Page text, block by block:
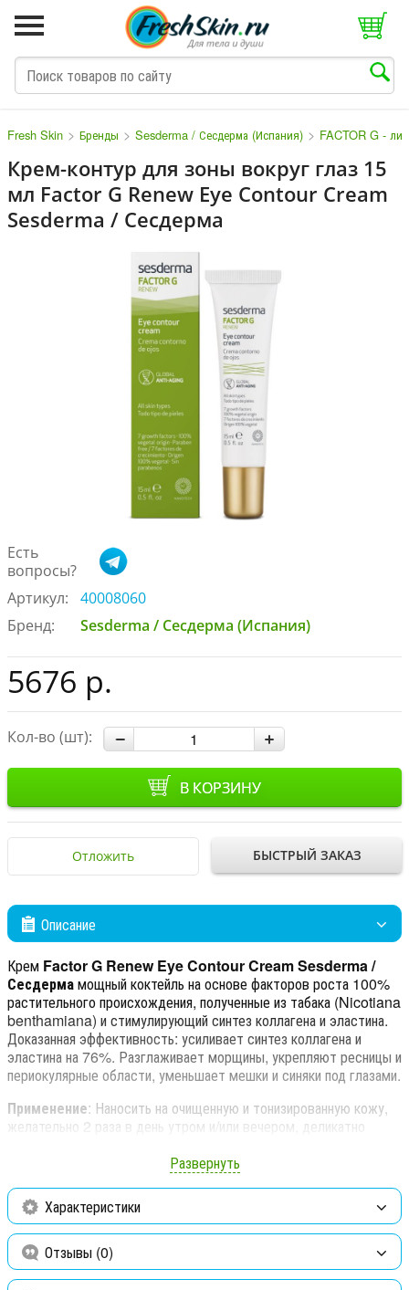
Fresh Skin > Бренды > Sesderma / Сесдерма (Испания) > FACTOR G -
Крем-контур для зоны вокруг глаз 15
мл Factor G Renew Eye Contour Cream
Sesderma / Сесдерма
Есть
вопросы?
Артикул:
40008060
Бренд:
Sesderma / Сесдерма (Испания)
5676 р.
Кол-во (шт):
В КОРЗИНУ
Отложить БЫСТРЫЙ ЗАКАЗ
Описание
Крем Factor G Renew Eye Contour Cream Sesderma /
Сесдермамощный коктейль на основе факторов роста 100%
растительного происхождения, полученные из табака (Nicotiana
benthamiana) и стимулирующий синтез коллагена и эластина.
Доказанная эффективность: усиливает синтез коллагена и
эластина на 76%. Разглаживает морщины, укрепляют ресницы и
периокулярные области, уменьшает мешки и синяки под глазами.
Применение: Наносить на очищенную и тонизированную кожу,
желательно 2 раза в день утром и/или вечером, деликатно
Факторы роста, биомиметические пептиды, стволовые
клетки яблони домашней (Malus domestica), центелла
азиатская, кверцетин, эрготионеин, птеростильбен и витамин E.
Развернуть
Характеристики
Отзывы (0)
M N O P Q S T